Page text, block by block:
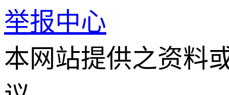
举报中心
本网站提供之资料